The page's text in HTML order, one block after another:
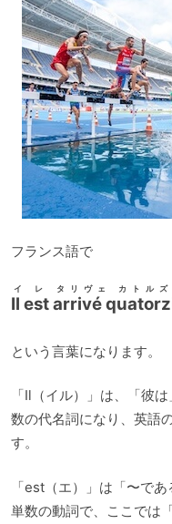
ー
フランス語で
Il est arrivé
イ レ タリヴェ カトル
という言葉になります。
「Il（イル）」は、「彼
数の代名詞になり、英語
す。
「est（エ）」は「〜で
単数の動詞で、ここでは